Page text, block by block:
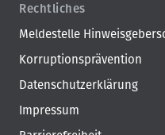
Rechtliches
Meldestelle
Korruptionsprävention
Datenschutzerklärung
Impressum